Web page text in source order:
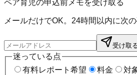
ペア育児の申込前メモを受け取る
メールだけでOK。24時間以内に次
受け取
迷っている点
有料レポート希望
料金 対